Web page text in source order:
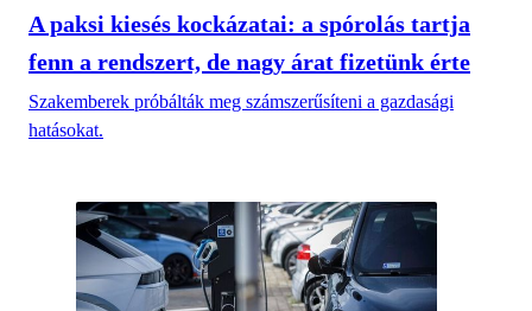
A paksi kiesés kockázatai: a spórolás tartja
fenn a rendszert, de nagy árat fizetünk érte
Szakemberek próbálták meg számszerűsíteni a gazdasági
hatásokat.